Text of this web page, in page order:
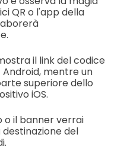
QR o l'app della
il link del codice
Android, mentre un
superiore dello
iOS.
o il banner verrai
del